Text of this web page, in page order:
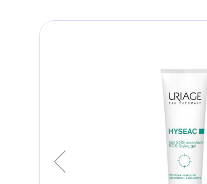
Skip
to